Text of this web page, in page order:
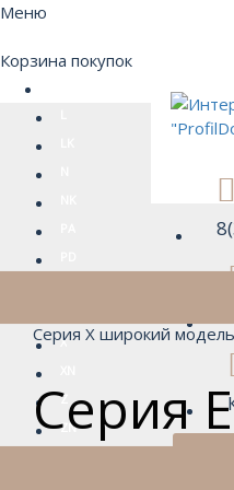
Меню
Корзина покупок
X
Z
ZN
Серия Х широкий
Серия Е